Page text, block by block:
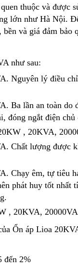
thuộc và được
lớn như Hà Nội.
và giá đảm bảo
như sau:
Nguyên lý điều
Ba lần an toàn do
đóng ngắt điện chủ
, 20KVA,
Chất lượng được
Chạy êm, tự tiêu
phát huy tốt nhất
, 20KVA, 20000VA
Ổn áp Lioa
đến 2%